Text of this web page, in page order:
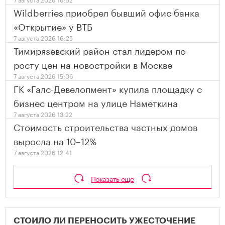
Wildberries приобрел бывший офис банка
«Открытие» у ВТБ
7 августа 2026 16:25
Тимирязевский район стал лидером по
росту цен на новостройки в Москве
7 августа 2026 15:06
ГК «Галс-Девелопмент» купила площадку с
бизнес центром на улице Наметкина
7 августа 2026 13:22
Стоимость строительства частных домов
выросла на 10–12%
7 августа 2026 12:41
Показать еще
СТОИЛО ЛИ ПЕРЕНОСИТЬ УЖЕСТОЧЕНИЕ